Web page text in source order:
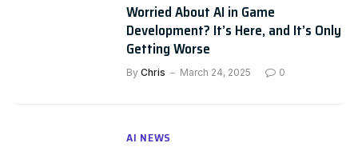
Worried About AI in Game
Development? It’s Here, and It’s Only
Getting Worse
By Chris March 24, 2025 0
AI NEWS